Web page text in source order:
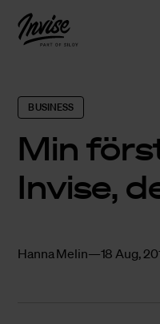
BUSINESS
Min
Invise,
Hanna Melin 18 Aug,